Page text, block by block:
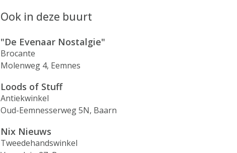
Ook in deze buurt
"De Evenaar Nostalgie"
Brocante
Molenweg 4, Eemnes
Loods of Stuff
Antiekwinkel
Oud-Eemnesserweg 5N, Baarn
Nix Nieuws
Tweedehandswinkel